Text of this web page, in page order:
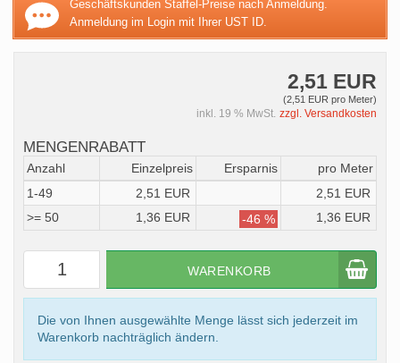
Geschäftskunden Staffel-Preise nach Anmeldung.
Anmeldung im Login mit Ihrer UST ID.
2,51 EUR
(2,51 EUR pro Meter)
inkl. 19 % MwSt. zzgl. Versandkosten
MENGENRABATT
Anzahl Einzelpreis Ersparnis
pro Meter
1-49
2,51 EUR
2,51 EUR
>= 50
1,36 EUR -46 % 1,36 EUR
WARENKORB
Die von Ihnen ausgewählte Menge lässt sich jederzeit im
Warenkorb nachträglich ändern.